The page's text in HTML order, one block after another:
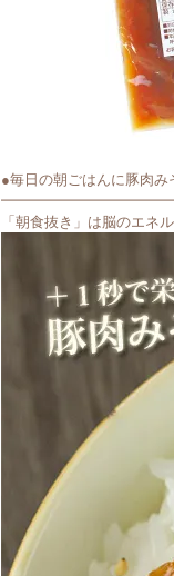
●毎日の朝ごはんに豚肉
「朝食抜き」は脳のエネ